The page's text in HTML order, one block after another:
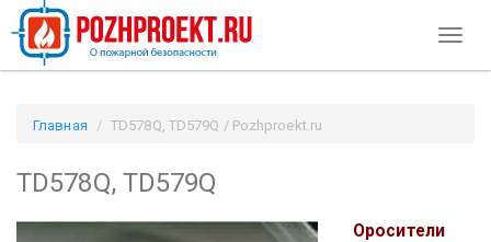
Главная TD578Q, TD579Q / Pozhproekt.ru
TD578Q, TD579Q
Оросители